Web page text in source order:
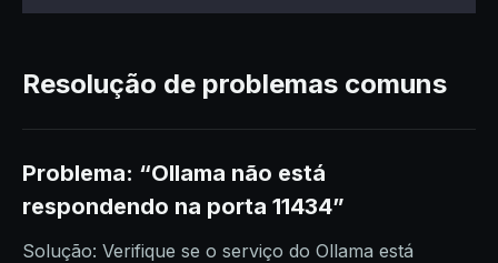
Resolução de problemas comuns
Problema: “Ollama não está
respondendo na porta 11434”
Solução: Verifique se o serviço do Ollama está